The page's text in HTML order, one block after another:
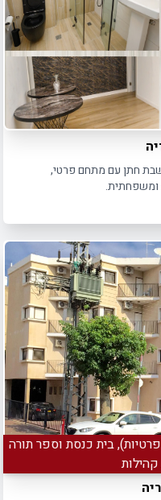
חתן עם מתחם פרטי,
ומשפחתית.
בית כנסת וספר תורה